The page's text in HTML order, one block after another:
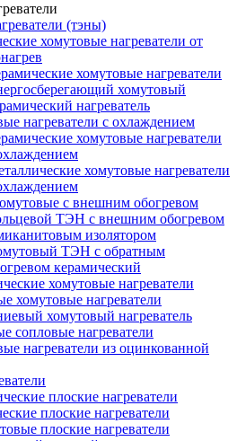
(тэны)
хомутовые нагреватели от
хомутовые нагреватели
хомутовый
нагреватель
нагреватели с охлаждением
хомутовые нагреватели
хомутовые нагреватели
с внешним обогревом
ТЭН с внешним обогревом
изолятором
ТЭН с обратным
керамический
хомутовые нагреватели
хомутовые нагреватели
хомутовый нагреватель
сопловые нагреватели
нагреватели из оцинкованной
плоские нагреватели
плоские нагреватели
плоские нагреватели